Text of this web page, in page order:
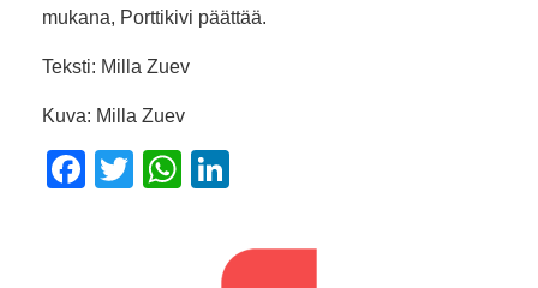
mukana, Porttikivi päättää.
Teksti: Milla Zuev
Kuva: Milla Zuev
F
T
W
k